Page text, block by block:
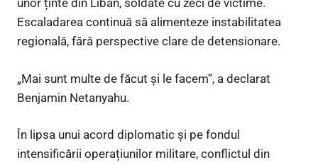
unor ținte din Liban, soldate cu zeci de victime.
Escaladarea continuă să alimenteze instabilitatea
regională, fără perspective clare de detensionare.
„Mai sunt multe de făcut şi le facem”, a declarat
Benjamin Netanyahu.
În lipsa unui acord diplomatic și pe fondul
intensificării operațiunilor militare, conflictul din